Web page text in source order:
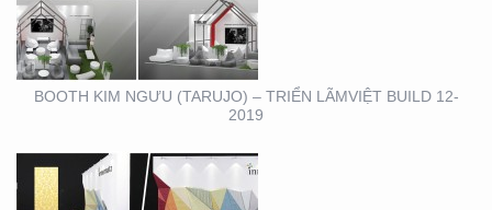
BOOTH KIM NGƯU (TARUJO) – TRIỂN LÃMVIỆT BUILD 12-
2019
12-2019